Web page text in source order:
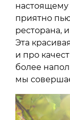
настоящему
приятно
ресторана,
Эта
и про
более
мы